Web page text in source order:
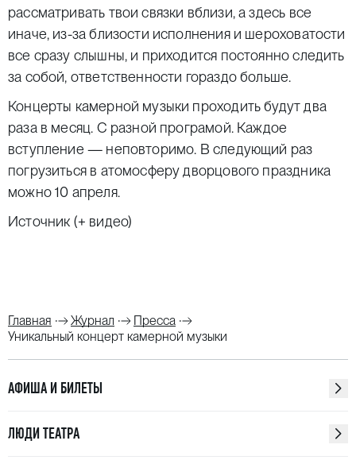
рассматривать твои связки вблизи, а здесь все
иначе, из-за близости исполнения и шероховатости
все сразу слышны, и приходится постоянно следить
за собой, ответственности гораздо больше.
Концерты камерной музыки проходить будут два
раза в месяц. С разной програмой. Каждое
вступление — неповторимо. В следующий раз
погрузиться в атомосферу дворцового праздника
можно 10 апреля.
Источник (+ видео)
Главная Журнал
Пресса
Уникальный концерт камерной музыки
АФИША И БИЛЕТЫ
ЛЮДИ ТЕАТРА